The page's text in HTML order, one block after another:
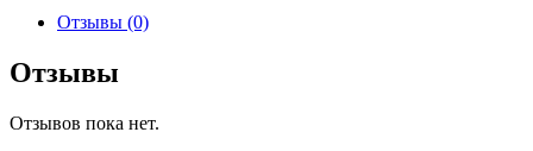
белыйОтзывы (0)
Отзывы
Отзывов пока нет.